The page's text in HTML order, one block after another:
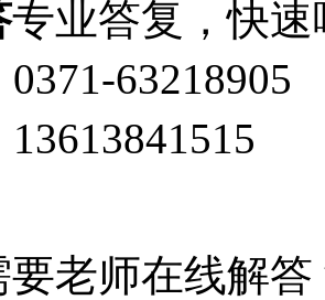
专业答复，快速
63218905
老师在线解答